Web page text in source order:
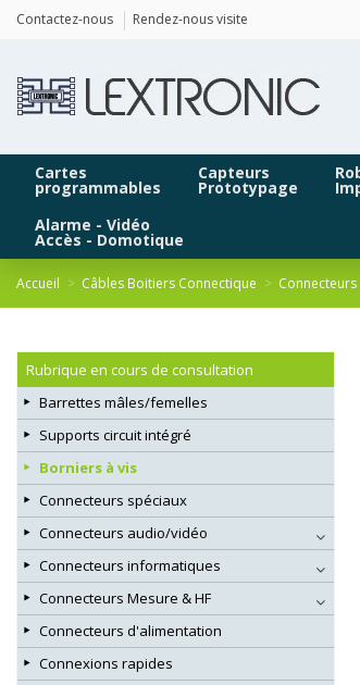
Contactez-nous Rendez-nous visite
Cartes
programmables
Capteurs
Prototypage
Alarme - Vidéo
Accès - Domotique
Accueil Câbles Boitiers Connectique Connecteurs
Rubrique en cours de consultation
Barrettes mâles/femelles
Supports circuit intégré
Borniers à vis
Connecteurs spéciaux
Connecteurs audio/vidéo
Connecteurs informatiques
Connecteurs Mesure & HF
Connecteurs d'alimentation
Connexions rapides
Panneau de gestion des cookies